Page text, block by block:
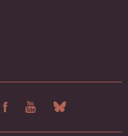
FACEBOOKYOUTUBEBLUESKY